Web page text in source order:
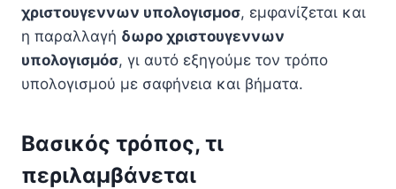
χριστουγεννων υπολογισμοσ, εμφανίζεται και
η παραλλαγή δωρο χριστουγεννων
υπολογισμόσ, γι αυτό εξηγούμε τον τρόπο
υπολογισμού με σαφήνεια και βήματα.
Βασικός τρόπος, τι
περιλαμβάνεται